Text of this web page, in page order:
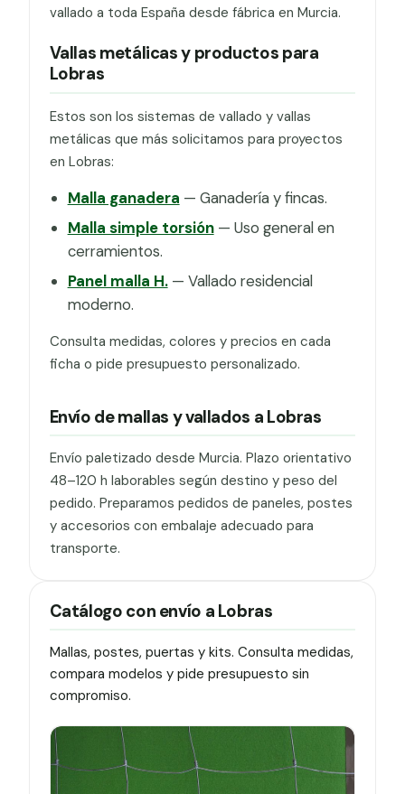
vallado a toda España desde fábrica en Murcia.
Vallas metálicas y productos para
Lobras
Estos son los sistemas de vallado y vallas
metálicas que más solicitamos para proyectos
en Lobras:
Malla ganadera — Ganadería y fincas.
Malla simple torsión— Uso general en
cerramientos.
Panel malla H.— Vallado residencial
moderno.
Consulta medidas, colores y precios en cada
ficha o pide presupuesto personalizado.
Envío de mallas y vallados a Lobras
Envío paletizado desde Murcia. Plazo orientativo
48–120 h laborables según destino y peso del
pedido. Preparamos pedidos de paneles, postes
y accesorios con embalaje adecuado para
transporte.
Catálogo con envío a Lobras
Mallas, postes, puertas y kits. Consulta medidas,
compara modelos y pide presupuesto sin
compromiso.